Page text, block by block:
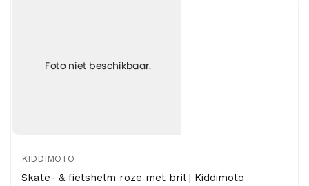
KIDDIMOTO
Skate- & fietshelm roze met bril | Kiddimoto